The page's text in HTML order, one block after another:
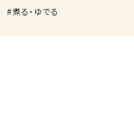
煮る・ゆでる